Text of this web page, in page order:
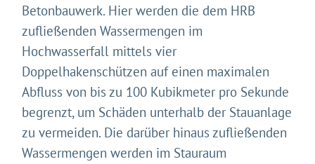
Betonbauwerk. Hier werden die dem HRB
zufließenden Wassermengen im
Hochwasserfall mittels vier
Doppelhakenschützen auf einen maximalen
Abfluss von bis zu 100 Kubikmeter pro Sekunde
begrenzt, um Schäden unterhalb der Stauanlage
zu vermeiden. Die darüber hinaus zufließenden
Wassermengen werden im Stauraum